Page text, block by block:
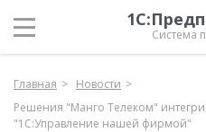
Система
Главная
Новости
Решения "Манго Телеком"
"1С:Управление нашей фирмой"